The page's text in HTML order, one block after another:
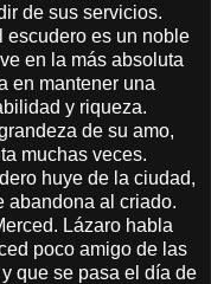
de sus servicios.
escudero es un noble
en la más absoluta
en mantener una
y riqueza.
de su amo,
muchas veces.
huye de la ciudad,
abandona al criado.
Lázaro habla
poco amigo de las
que se pasa el día de